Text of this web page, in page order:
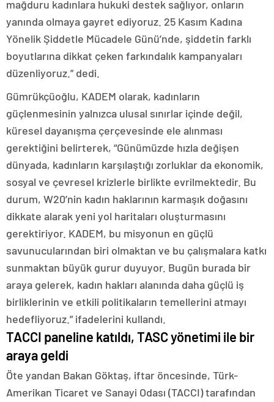
mağduru kadınlara hukuki destek sağlıyor, onların
yanında olmaya gayret ediyoruz. 25 Kasım Kadına
Yönelik Şiddetle Mücadele Günü’nde, şiddetin farklı
boyutlarına dikkat çeken farkındalık kampanyaları
düzenliyoruz.” dedi.
Gümrükçüoğlu, KADEM olarak, kadınların
güçlenmesinin yalnızca ulusal sınırlar içinde değil,
küresel dayanışma çerçevesinde ele alınması
gerektiğini belirterek, “Günümüzde hızla değişen
dünyada, kadınların karşılaştığı zorluklar da ekonomik,
sosyal ve çevresel krizlerle birlikte evrilmektedir. Bu
durum, W20’nin kadın haklarının karmaşık doğasını
dikkate alarak yeni yol haritaları oluşturmasını
gerektiriyor. KADEM, bu misyonun en güçlü
savunucularından biri olmaktan ve bu çalışmalara katkı
sunmaktan büyük gurur duyuyor. Bugün burada bir
araya gelerek, kadın hakları alanında daha güçlü iş
birliklerinin ve etkili politikaların temellerini atmayı
hedefliyoruz.” ifadelerini kullandı.
TACCI paneline katıldı, TASC yönetimi ile bir
araya geldi
Öte yandan Bakan Göktaş, iftar öncesinde, Türk-
Amerikan Ticaret ve Sanayi Odası (TACCI) tarafından